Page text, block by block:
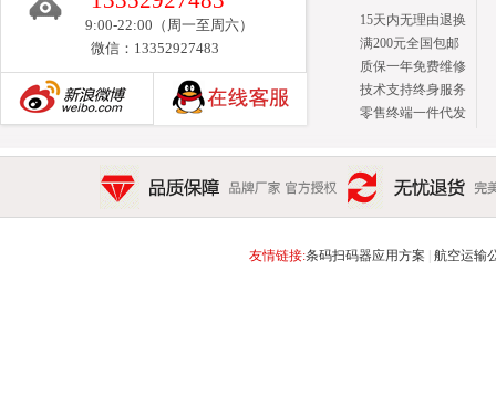
9:00-22:00（周一至周六）
微信：13352927483
15天内无理由退换
满200元全国包邮
质保一年免费维修
技术支持终身服务
零售终端一件代发
品质保障 品牌厂家 官方授权 无忧退货 完美售后 15天
友情链接:条码扫码器应用方案 航空运输